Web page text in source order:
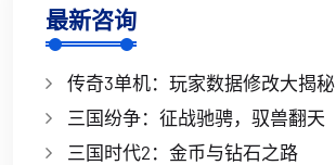
最新咨询
传奇3单机：玩家数据修改大揭秘
三国纷争：征战驰骋，驭兽翻天
三国时代2：金币与钻石之路